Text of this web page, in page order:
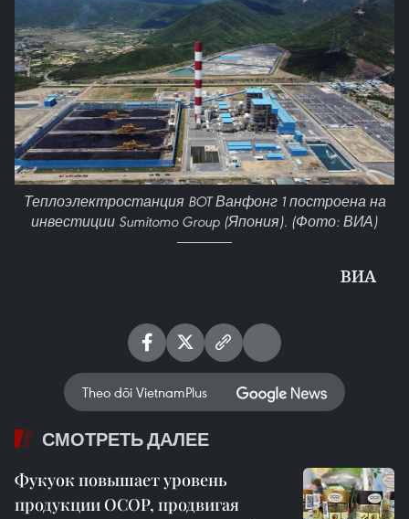
Теплоэлектростанция BOT Ванфонг 1 построена на
инвестиции Sumitomo Group (Япония). (Фото: ВИА)
ВИА
Theo dõi VietnamPlus
СМОТРЕТЬ ДАЛЕЕ
Фукуок повышает уровень
продукции OCOP, продвигая